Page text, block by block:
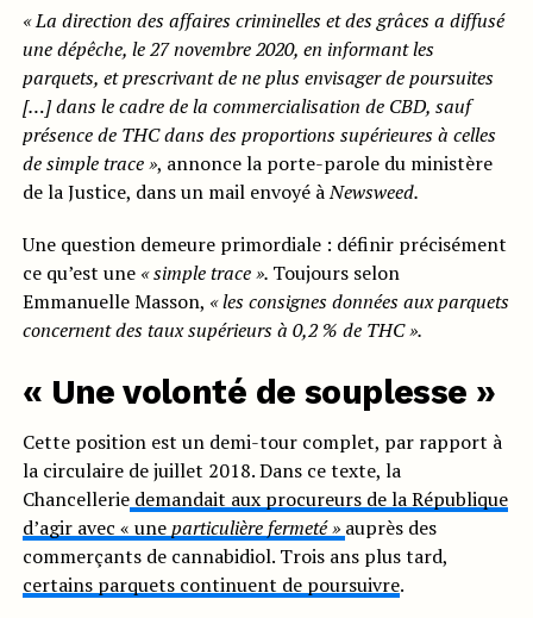
« La direction des affaires criminelles et des grâces a diffusé
une dépêche, le 27 novembre 2020, en informant les
parquets, et prescrivant de ne plus envisager de poursuites
[…] dans le cadre de la commercialisation de CBD, sauf
présence de THC dans des proportions supérieures à celles
de simple trace », annonce la porte-parole du ministère
de la Justice, dans un mail envoyé àNewsweed.
Une question demeure primordiale : définir précisément
ce qu’est une « simple trace ». Toujours selon
Emmanuelle Masson, « les consignes données aux parquets
concernent des taux supérieurs à 0,2 % de THC ».
« Une volonté de souplesse »
Cette position est un demi-tour complet, par rapport à
la circulaire de juillet 2018. Dans ce texte, la
Chancelleriedemandait aux procureurs de la République
d’agir avec « uneparticulière fermeté » auprès des
commerçants de cannabidiol. Trois ans plus tard,
certains parquets continuent de poursuivre.